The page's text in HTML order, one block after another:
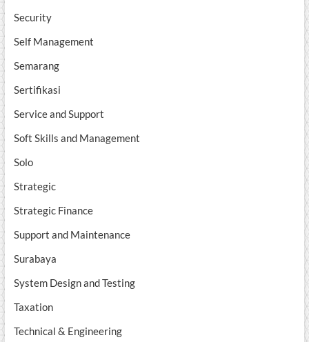
Security
Self Management
Semarang
Sertifikasi
Service and Support
Soft Skills and Management
Solo
Strategic
Strategic Finance
Support and Maintenance
Surabaya
System Design and Testing
Taxation
Technical & Engineering